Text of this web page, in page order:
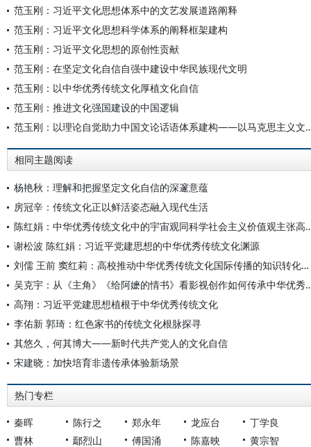
范玉刚：习近平文化思想体系中的文艺发展道路阐释
范玉刚：习近平文化思想科学体系的阐释框架建构
范玉刚：习近平文化思想的原创性贡献
范玉刚：在坚定文化自信自强中建设中华民族现代文明
范玉刚：以中华优秀传统文化厚植文化自信
范玉刚：推进文化强国建设的中国逻辑
范玉刚：以理论自觉助力中国
相同主题阅读
杨艳秋：理解和把握坚定文化自信的深邃意蕴
房冠辛：传统文化正以鲜活姿态融入现代生活
陈红娟：中华优秀传统文化中的
谢松波 陈红娟：习近平党建思想的中华优秀传统文化渊源
刘儒 王前 窦红莉：高校推动中华优秀传统文化国际传播的知识转化路径
吴克宇：从《主角》《给阿嬷
高翔：习近平党建思想植根于中华优秀传统文化
李佑新 郭琦：红色家书的传统文化根脉探寻
其悠久，何其博大——新时代共产党人的文化自信
宋建晓：加快培育非遗传承体验新场景
热门专栏
秦晖 陈行之 郑永年 龙应台
丁学良
曹林
鄢烈山 傅国涌 陈嘉映 黄宗智